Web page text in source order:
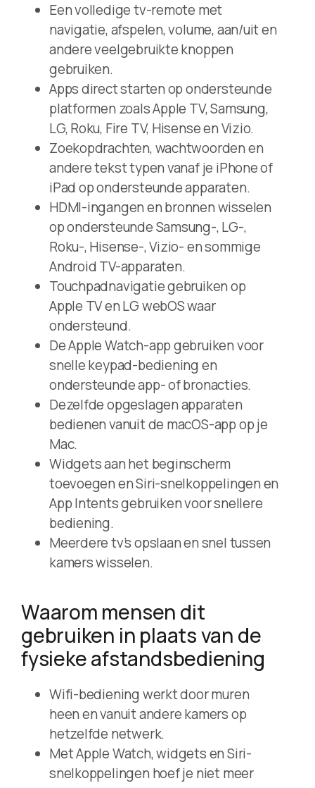
Een volledige tv-remote met
navigatie, afspelen, volume, aan/uit en
andere veelgebruikte knoppen
gebruiken.
Apps direct starten op ondersteunde
platformen zoals Apple TV, Samsung,
LG, Roku, Fire TV, Hisense en Vizio.
Zoekopdrachten, wachtwoorden en
andere tekst typen vanaf je iPhone of
iPad op ondersteunde apparaten.
HDMI-ingangen en bronnen wisselen
op ondersteunde Samsung-, LG-,
Roku-, Hisense-, Vizio- en sommige
Android TV-apparaten.
Touchpadnavigatie gebruiken op
Apple TV en LG webOS waar
ondersteund.
De Apple Watch-app gebruiken voor
snelle keypad-bediening en
ondersteunde app- of bronacties.
Dezelfde opgeslagen apparaten
bedienen vanuit de macOS-app op je
Mac.
Widgets aan het beginscherm
toevoegen en Siri-snelkoppelingen en
App Intents gebruiken voor snellere
bediening.
Meerdere tv’s opslaan en snel tussen
kamers wisselen.
Waarom mensen dit
gebruiken in plaats van de
fysieke afstandsbediening
Wifi-bediening werkt door muren
heen en vanuit andere kamers op
hetzelfde netwerk.
Met Apple Watch, widgets en Siri-
snelkoppelingen hoef je niet meer